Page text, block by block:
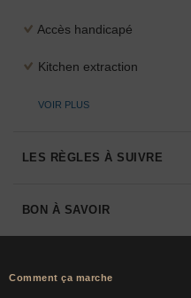
Accès handicapé
Kitchen extraction
VOIR PLUS
LES RÈGLES À SUIVRE
BON À SAVOIR
Comment ça marche